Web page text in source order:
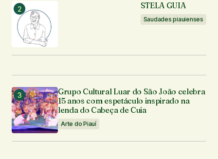
STELA GUIA
Saudades piauienses
Grupo Cultural Luar do São João celebra
15 anos com espetáculo inspirado na
lenda do Cabeça de Cuia
Arte do Piauí